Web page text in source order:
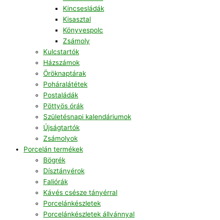
Kincsesládák
Kisasztal
Könyvespolc
Zsámoly
Kulcstartók
Házszámok
Öröknaptárak
Poháralátétek
Postaládák
Pöttyös órák
Születésnapi kalendáriumok
Újságtartók
Zsámolyok
Porcelán termékek
Bögrék
Dísztányérok
Faliórák
Kávés csésze tányérral
Porcelánkészletek
Porcelánkészletek állvánnyal